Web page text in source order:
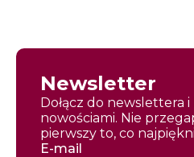
Newsletter
Dołącz do newslettera
nowościami. Nie
pierwszy to, co
E-mail